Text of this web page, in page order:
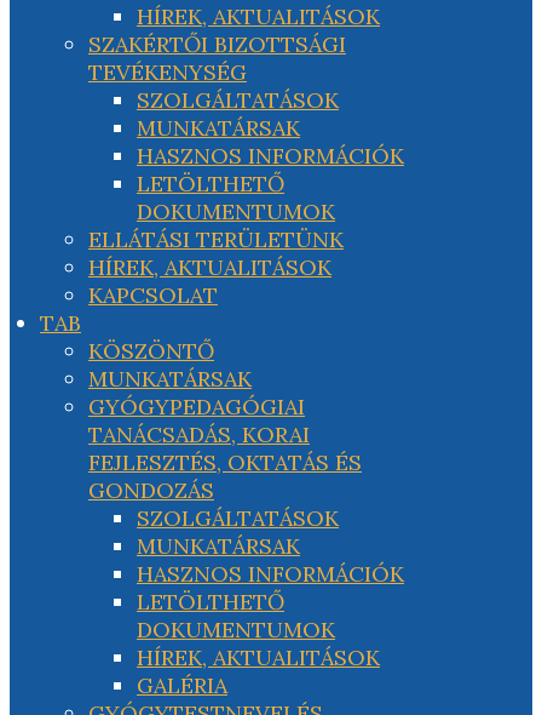
HÍREK, AKTUALITÁSOK
SZAKÉRTŐI BIZOTTSÁGI
TEVÉKENYSÉG
SZOLGÁLTATÁSOK
MUNKATÁRSAK
HASZNOS INFORMÁCIÓK
LETÖLTHETŐ
DOKUMENTUMOK
ELLÁTÁSI TERÜLETÜNK
HÍREK, AKTUALITÁSOK
KAPCSOLAT
TAB
KÖSZÖNTŐ
MUNKATÁRSAK
GYÓGYPEDAGÓGIAI
TANÁCSADÁS, KORAI
FEJLESZTÉS, OKTATÁS ÉS
GONDOZÁS
SZOLGÁLTATÁSOK
MUNKATÁRSAK
HASZNOS INFORMÁCIÓK
LETÖLTHETŐ
DOKUMENTUMOK
HÍREK, AKTUALITÁSOK
GALÉRIA